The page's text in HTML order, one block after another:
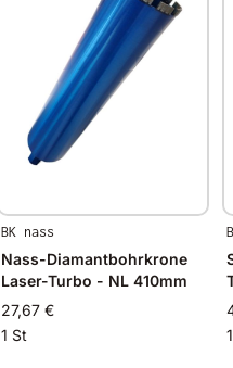
BK nass
Nass-Diamantbohrkrone
Laser-Turbo - NL 410mm
27,67 €
1 St